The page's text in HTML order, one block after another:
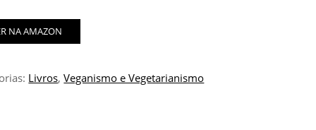
NA AMAZON
Livros,Veganismo e Vegetarianismo